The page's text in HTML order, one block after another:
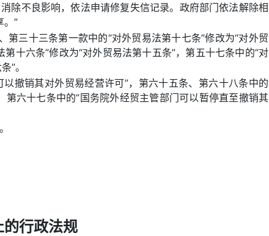
除不良影响，依法申请修复失信记录。政府部门依法解除相
。”
三十三条第一款中的“对外贸易法第十七条”修改为“对外贸
十六条”修改为“对外贸易法第十五条”，第五十七条中的“对
”。
撤销其对外贸易经营许可”，第六十五条、第六十八条中的
六十七条中的“国务院外经贸主管部门可以暂停直至撤销其
的行政法规